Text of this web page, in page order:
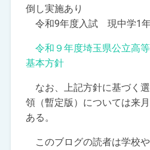
倒し実施あり
令和9年度入試 現中学1
令和９年度埼玉県公立高
基本方針
なお、上記方針に基づく
領（暫定版）については来
ある。
このブログの読者は学校